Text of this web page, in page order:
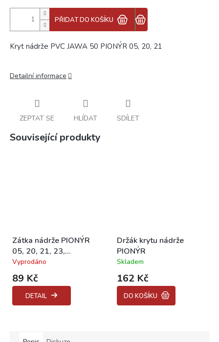
PŘIDAT DO KOŠÍKU
Kryt nádrže PVC JAWA 50 PIONÝR 05, 20, 21
Detailní informace
ZEPTAT SE HLÍDAT SDÍLET
Související produkty
Zátka nádrže PIONÝR
05, 20, 21, 23,
BABETTA 207
Průměrné
hodnocení
produktu
je
Vyprodáno
89 Kč
DETAIL
Držák krytu nádrže
PIONÝR
Průměrné
hodnocení
produktu
je
5,0
Skladem
162 Kč
DO KOŠÍKU